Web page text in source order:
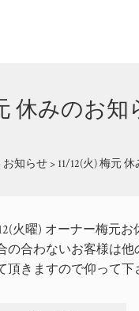
休みのお知
お知らせ > 11/12(火) 梅元
火曜) オーナー梅元お
の合わないお客様は他
きますので仰って下